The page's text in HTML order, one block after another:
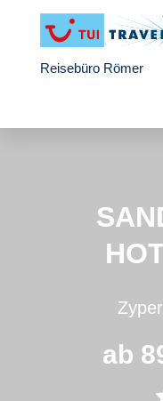
Reisebüro Römer
ab